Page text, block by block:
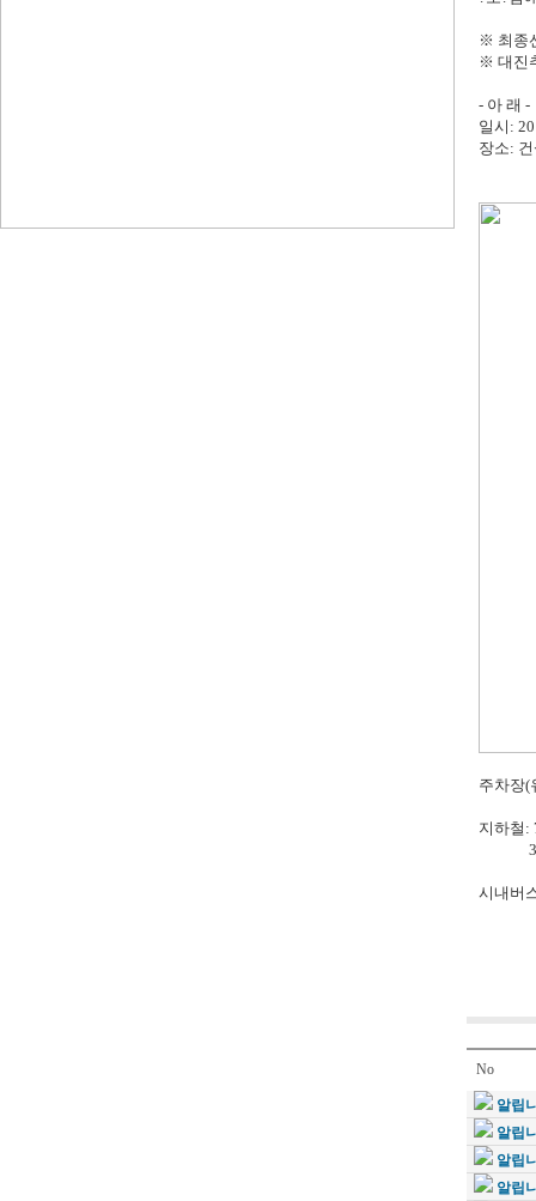
※ 최종
※ 대진
- 아 래 -
일시:
장소:
주차장(
지하철:
3호선
시내버
No
알립
알립
알립
알립